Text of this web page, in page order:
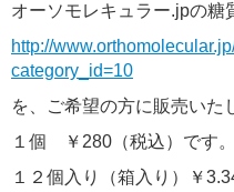
オーソモレキュラー.jpの糖
http://
category_id=10
を、ご希望の方に販売いた
１個 ￥280（税込）です。
１２個入り（箱入り）￥